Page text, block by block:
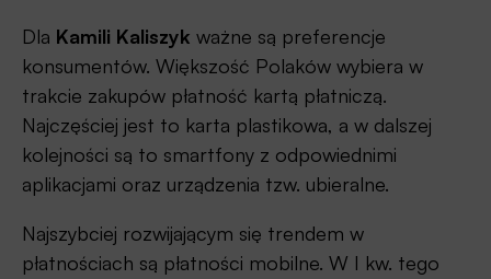
Dla Kamili Kaliszyk ważne są preferencje
konsumentów. Większość Polaków wybiera w
trakcie zakupów płatność kartą płatniczą.
Najczęściej jest to karta plastikowa, a w dalszej
kolejności są to smartfony z odpowiednimi
aplikacjami oraz urządzenia tzw. ubieralne.
Najszybciej rozwijającym się trendem w
płatnościach są płatności mobilne. W I kw. tego